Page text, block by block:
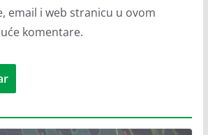
email i web stranicu u ovom
komentare.